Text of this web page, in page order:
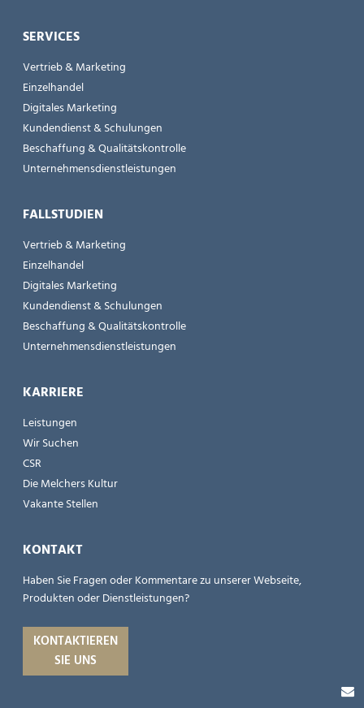
SERVICES
Vertrieb & Marketing
Einzelhandel
Digitales Marketing
Kundendienst & Schulungen
Beschaffung & Qualitätskontrolle
Unternehmensdienstleistungen
FALLSTUDIEN
Vertrieb & Marketing
Einzelhandel
Digitales Marketing
Kundendienst & Schulungen
Beschaffung & Qualitätskontrolle
Unternehmensdienstleistungen
KARRIERE
Leistungen
Wir Suchen
CSR
Die Melchers Kultur
Vakante Stellen
KONTAKT
Haben Sie Fragen oder Kommentare zu unserer Webseite,
Produkten oder Dienstleistungen?
KONTAKTIEREN
SIE UNS